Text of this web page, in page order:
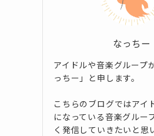
なっちー
アイドルや音楽グループ
っちー」と申します。
こちらのブログではアイ
になっている音楽グルー
く発信していきたいと思